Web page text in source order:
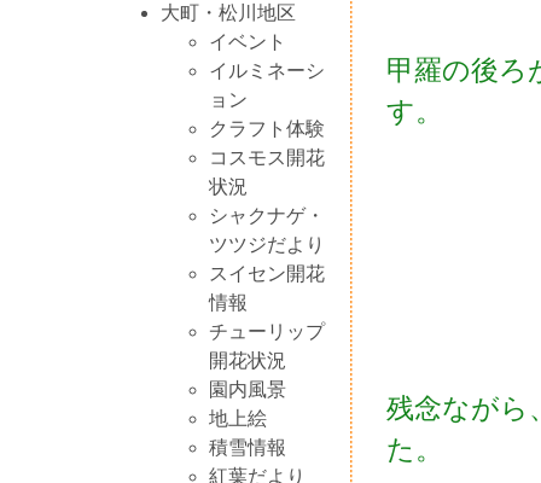
大町・松川地区
イベント
イルミネーシ
ョン
クラフト体験
コスモス開花
状況
シャクナゲ・
ツツジだより
スイセン開花
情報
チューリップ
開花状況
園内風景
地上絵
積雪情報
紅葉だより
甲羅の後ろ
す。
残念ながら
た。